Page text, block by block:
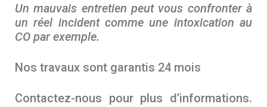
Un mauvais entretien peut vous confronter à
un réel incident comme une intoxication au
CO par exemple.
Nos travaux sont garantis 24 mois
Contactez-nous pour plus d’informations.